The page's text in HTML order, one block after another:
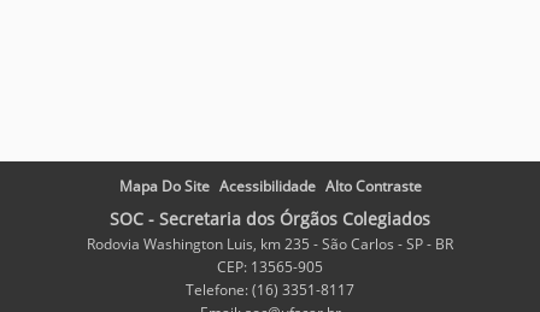
Mapa Do Site Acessibilidade Alto Contraste
SOC - Secretaria dos Órgãos Colegiados
Rodovia Washington Luis, km 235 - São Carlos - SP - BR
CEP: 13565-905
Telefone: (16) 3351-8117